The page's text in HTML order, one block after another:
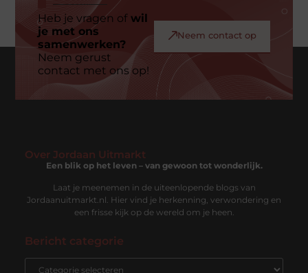
Heb je vragen ofwil
je met ons
samenwerken?
Neem gerust
contact met ons op!
Neem contact op
Over Jordaan Uitmarkt
Een blik op het leven – van gewoon tot wonderlijk.
Laat je meenemen in de uiteenlopende blogs van
Jordaanuitmarkt.nl. Hier vind je herkenning, verwondering en
een frisse kijk op de wereld om je heen.
Bericht categorie